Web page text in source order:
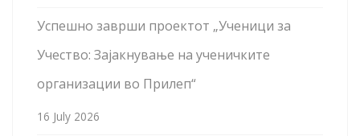
Успешно заврши проектот „Ученици за
Учество: Зајакнување на ученичките
организации во Прилеп“
16 July 2026